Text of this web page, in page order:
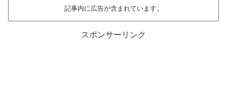
記事内に広告が含まれています。
スポンサーリンク